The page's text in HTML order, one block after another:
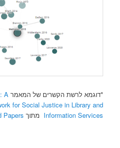
*דוגמא לרשת הקשרים של המאמרA
for Social Justice in Library and
Information Services מתוך Papers